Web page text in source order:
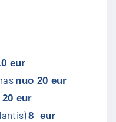
eur
nuo 20 eur
20 eur
8 eur